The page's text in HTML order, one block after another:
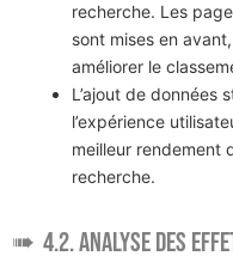
recherche. Les
sont mises en
améliorer le
L’ajout de données
l’expérience
meilleur rendement
recherche.
4.2. Analyse des